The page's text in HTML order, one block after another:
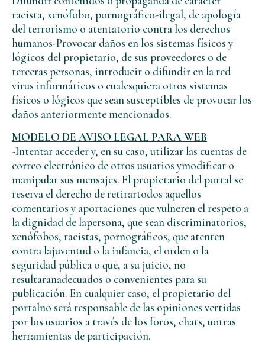
racista, xenófobo, pornográfico-ilegal, de apología
del terrorismo o atentatorio contra los derechos
humanos-Provocar daños en los sistemas físicos y
lógicos del propietario, de sus proveedores o de
terceras personas, introducir o difundir en la red
virus informáticos o cualesquiera otros sistemas
físicos o lógicos que sean susceptibles de provocar los
daños anteriormente mencionados.
MODELO DE AVISO LEGAL PARA WEB
-Intentar acceder y, en su caso, utilizar las cuentas de
correo electrónico de otros usuarios ymodificar o
manipular sus mensajes. El propietario del portal se
reserva el derecho de retirartodos aquellos
comentarios y aportaciones que vulneren el respeto a
la dignidad de lapersona, que sean discriminatorios,
xenófobos, racistas, pornográficos, que atenten
contra lajuventud o la infancia, el orden o la
seguridad pública o que, a su juicio, no
resultaranadecuados o convenientes para su
publicación. En cualquier caso, el propietario del
portalno será responsable de las opiniones vertidas
por los usuarios a través de los foros, chats, uotras
herramientas de participación.